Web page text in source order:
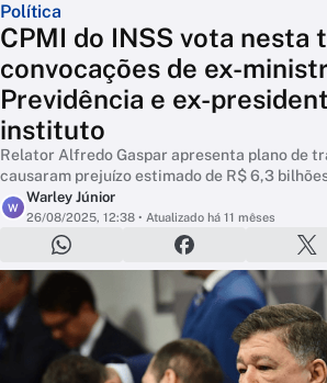
Política
CPMI do INSS vota nesta
convocações de ex-
Previdência e ex-
instituto
Relator Alfredo Gaspar apresenta plano de
causaram prejuízo estimado de R$ 6,3
W
Warley Júnior
26/08/2025, 12:38 • Atualizado há 11 mêses